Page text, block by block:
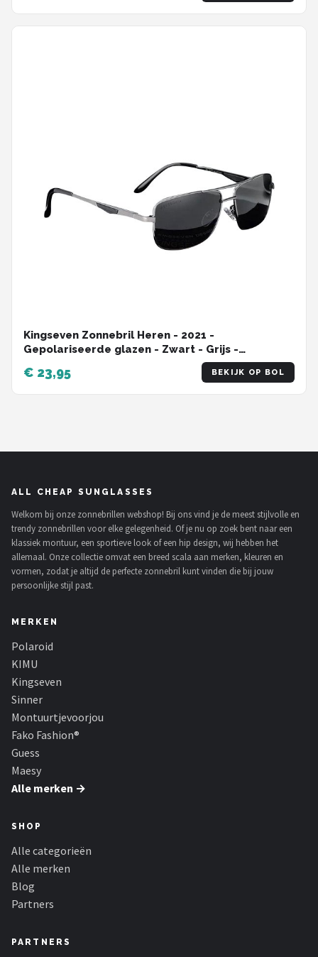
Kingseven Zonnebril Heren - 2021 -
Gepolariseerde glazen - Zwart - Grijs -
€ 23,95 BEKIJK OP BOL
ALL CHEAP SUNGLASSES
Welkom bij onze zonnebrillen webshop! Bij ons vind je de meest stijlvolle en
trendy zonnebrillen voor elke gelegenheid. Of je nu op zoek bent naar een
klassiek montuur, een sportieve look of een hip design, wij hebben het
allemaal. Onze collectie omvat een breed scala aan merken, kleuren en
vormen, zodat je altijd de perfecte zonnebril kunt vinden die bij jouw
persoonlijke stijl past.
MERKEN
Polaroid
KIMU
Kingseven
Sinner
Montuurtjevoorjou
Fako Fashion®
Guess
Maesy
Alle merken →
SHOP
Alle categorieën
Alle merken
Blog
Partners
PARTNERS